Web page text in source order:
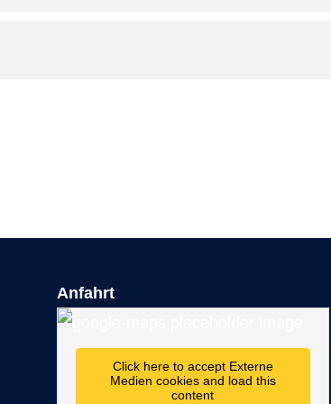
Anfahrt
Click here to accept Externe
Medien cookies and load this
content